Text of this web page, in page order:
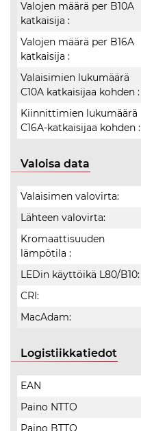
Valojen määrä per B10A
katkaisija :
Valojen määrä per B16A
katkaisija :
Valaisimien lukumäärä
C10A katkaisijaa kohden :
Kiinnittimien lukumäärä
C16A-katkaisijaa kohden :
Valoisa data
Valaisimen valovirta:
Lähteen valovirta:
Kromaattisuuden
lämpötila :
LEDin käyttöikä L80/B10:
CRI:
MacAdam:
Logistiikkatiedot
EAN
Paino NTTO
Paino BTTO